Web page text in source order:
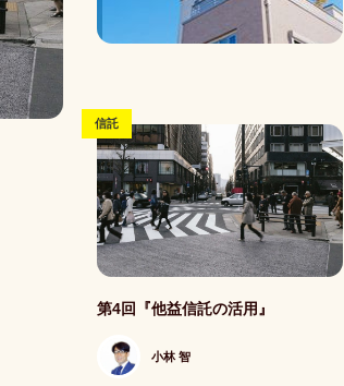
信託
第4回『他益信託の活用』
小林 智